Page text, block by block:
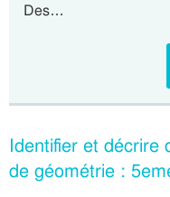
Des…
Identifier et décrire
de géométrie :